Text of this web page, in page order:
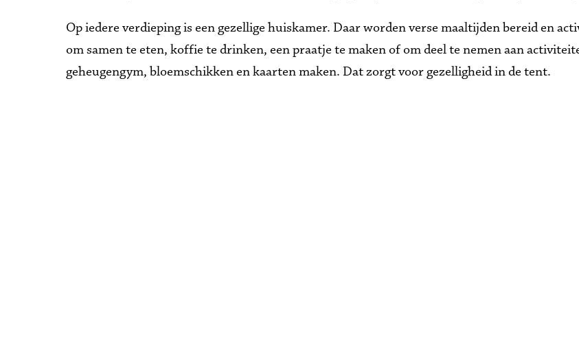
Op iedere verdieping is een gezellige huiskamer. Daar worden verse maaltijden bereid en
om samen te eten, koffie te drinken, een praatje te maken of om deel te nemen aan
geheugengym, bloemschikken en kaarten maken. Dat zorgt voor gezelligheid in de tent.